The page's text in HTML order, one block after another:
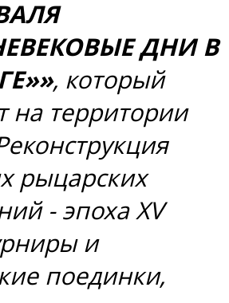
ДНИ В
, который
на территории
рыцарских
- эпоха XV
и
поединки,